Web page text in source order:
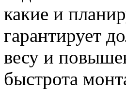
какие и
гарантирует
весу и
быстрота